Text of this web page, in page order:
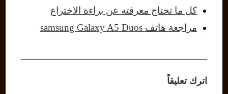
كل ما تحتاج معرفته عن براءة الاختراع
مراجعة هاتف samsung Galaxy A5 Duos
اترك تعليقاً